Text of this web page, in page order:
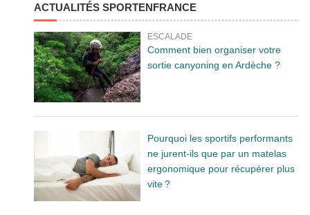
ACTUALITÉS SPORTENFRANCE
ESCALADE
Comment bien organiser votre
sortie canyoning en Ardèche ?
Pourquoi les sportifs performants
ne jurent-ils que par un matelas
ergonomique pour récupérer plus
vite ?